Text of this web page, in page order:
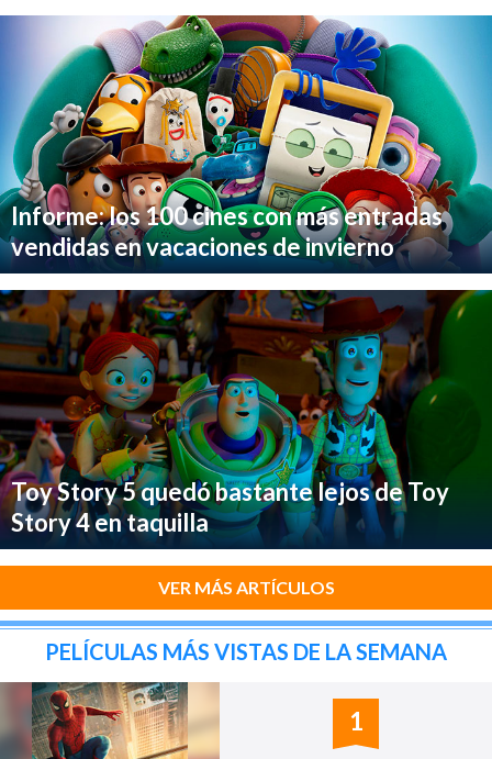
Informe: los 100 cines con más entradas
vendidas en vacaciones de invierno
Toy Story 5 quedó bastante lejos de Toy
Story 4 en taquilla
VER MÁS ARTÍCULOS
PELÍCULAS MÁS VISTAS DE LA SEMANA
1